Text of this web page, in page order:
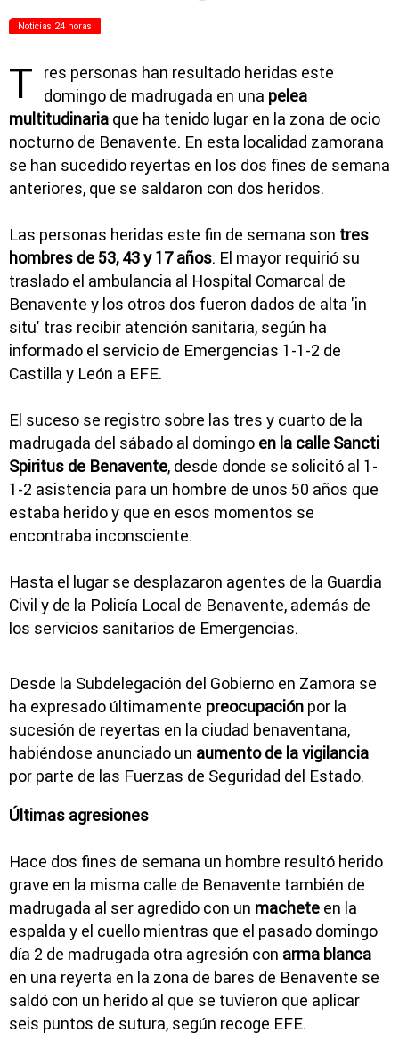
Noticias 24 horas
T
res personas han resultado heridas este
domingo de madrugada en una pelea
multitudinaria que ha tenido lugar en la zona de ocio
nocturno de Benavente. En esta localidad zamorana
se han sucedido reyertas en los dos fines de semana
anteriores, que se saldaron con dos heridos.
Las personas heridas este fin de semana son tres
hombres de 53, 43 y 17 años. El mayor requirió su
traslado el ambulancia al Hospital Comarcal de
Benavente y los otros dos fueron dados de alta 'in
situ' tras recibir atención sanitaria, según ha
informado el servicio de Emergencias 1-1-2 de
Castilla y León a EFE.
El suceso se registro sobre las tres y cuarto de la
madrugada del sábado al domingo en la calle Sancti
Spiritus de Benavente, desde donde se solicitó al 1-
1-2 asistencia para un hombre de unos 50 años que
estaba herido y que en esos momentos se
encontraba inconsciente.
Hasta el lugar se desplazaron agentes de la Guardia
Civil y de la Policía Local de Benavente, además de
los servicios sanitarios de Emergencias.
Desde la Subdelegación del Gobierno en Zamora se
ha expresado últimamente preocupación por la
sucesión de reyertas en la ciudad benaventana,
habiéndose anunciado un aumento de la vigilancia
por parte de las Fuerzas de Seguridad del Estado.
Últimas agresiones
Hace dos fines de semana un hombre resultó herido
grave en la misma calle de Benavente también de
madrugada al ser agredido con un machete en la
espalda y el cuello mientras que el pasado domingo
día 2 de madrugada otra agresión con arma blanca
en una reyerta en la zona de bares de Benavente se
saldó con un herido al que se tuvieron que aplicar
seis puntos de sutura, según recoge EFE.